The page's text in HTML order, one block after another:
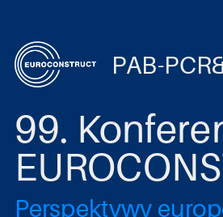
PAB-
99.
Perspektywy